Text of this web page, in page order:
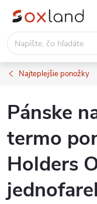
Prejsť
obsah
Najteplejšie ponožky
Pánske
termo
Holders